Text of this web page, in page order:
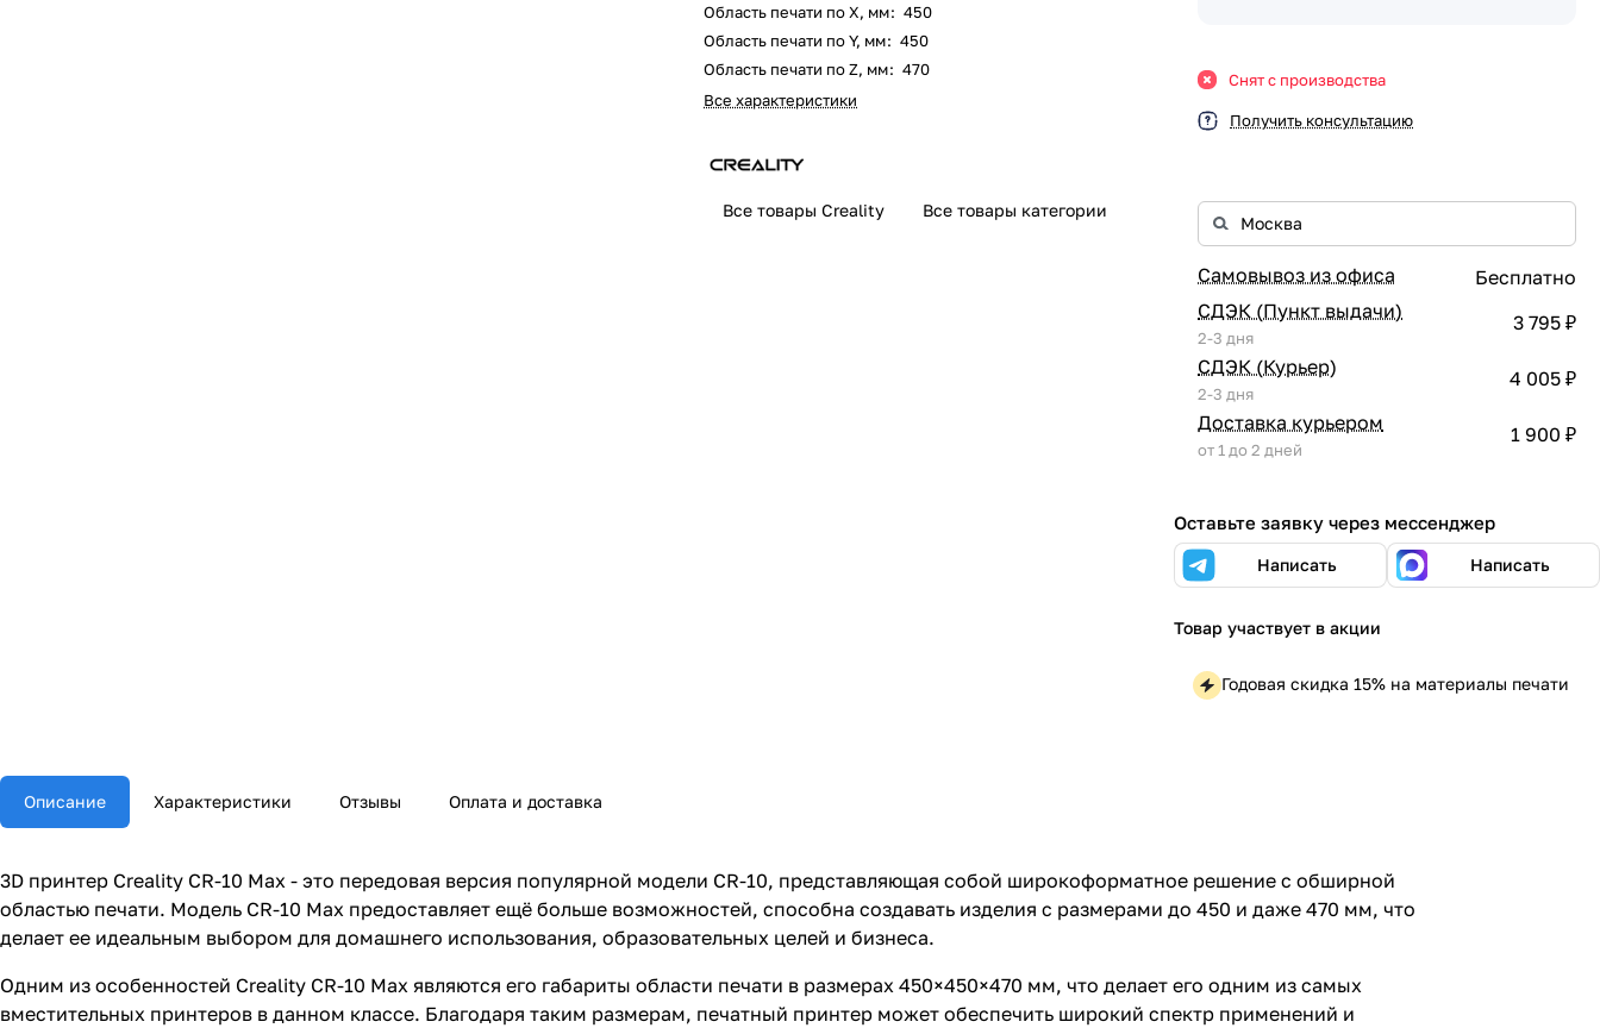
Область печати по X, мм: 450
Область печати по Y, мм: 450
Область печати по Z, мм: 470
Все характеристики
Все товары Creality Все товары категории
Снят с производства
Получить консультацию
Самовывоз из офиса
Бесплатно
СДЭК (Пункт выдачи)
2-3 дня
3 795 ₽
СДЭК (Курьер)
2-3 дня
4 005 ₽
Доставка курьером
от 1 до 2 дней
1 900 ₽
Оставьте заявку через мессенджер
Написать Написать
Товар участвует в акции
Годовая скидка 15% на материалы печати
Описание Характеристики Отзывы Оплата и доставка
3D принтер Creality CR-10 Max - это передовая версия популярной модели CR-10, представляющая собой широкоформатное решение с обширной
областью печати. Модель CR-10 Max предоставляет ещё больше возможностей, способна создавать изделия с размерами до 450 и даже 470 мм, что
делает ее идеальным выбором для домашнего использования, образовательных целей и бизнеса.
Одним из особенностей Creality CR-10 Max являются его габариты области печати в размерах 450×450×470 мм, что делает его одним из самых
вместительных принтеров в данном классе. Благодаря таким размерам, печатный принтер может обеспечить широкий спектр применений и